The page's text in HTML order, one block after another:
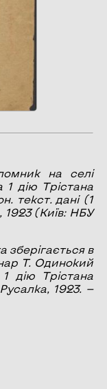
на селі
1 дію Тpістана
текст. дані (1
1923 (Київ: НБУ
зберігається в
Т. Одинокий
дію Тpістана
1923. —